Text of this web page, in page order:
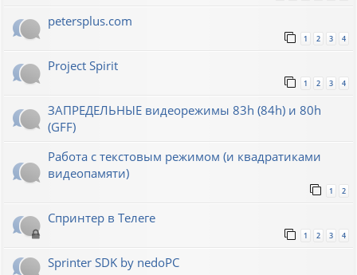
petersplus.com
1 2 3 4
Project Spirit
1 2 3 4
ЗАПРЕДЕЛЬНЫЕ видеорежимы 83h (84h) и 80h
(GFF)
Работа с текстовым режимом (и квадратиками
видеопамяти)
1 2
Спринтер в Телеге
1 2 3 4
Sprinter SDK by nedoPC